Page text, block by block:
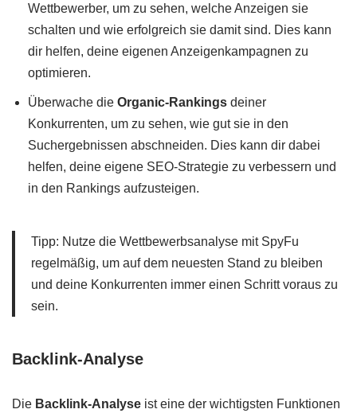
Wettbewerber, um zu sehen, welche Anzeigen sie
schalten und wie erfolgreich sie damit sind. Dies kann
dir helfen, deine eigenen Anzeigenkampagnen zu
optimieren.
Überwache die Organic-Rankings deiner
Konkurrenten, um zu sehen, wie gut sie in den
Suchergebnissen abschneiden. Dies kann dir dabei
helfen, deine eigene SEO-Strategie zu verbessern und
in den Rankings aufzusteigen.
Tipp: Nutze die Wettbewerbsanalyse mit SpyFu
regelmäßig, um auf dem neuesten Stand zu bleiben
und deine Konkurrenten immer einen Schritt voraus zu
sein.
Backlink-Analyse
Die Backlink-Analyse ist eine der wichtigsten Funktionen